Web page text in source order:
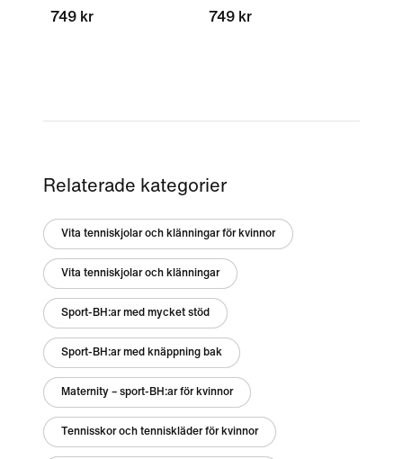
749 kr
749 kr
Relaterade kategorier
Vita tenniskjolar och klänningar för kvinnor
Vita tenniskjolar och klänningar
Sport-BH:ar med mycket stöd
Sport-BH:ar med knäppning bak
Maternity – sport-BH:ar för kvinnor
Tennisskor och tenniskläder för kvinnor